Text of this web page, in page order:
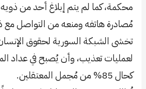
محكمة، كما لم يتم إبلاغ أحد من ذويه
مُصادرة هاتفه ومنعه من التواصل مع
تخشى الشبكة السورية لحقوق
لعمليات تعذيب، وأن يُصبح في عداد
كحال 85% من مُجمل المعتقلين.